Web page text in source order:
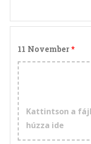
11 November
Kattintson a
húzza ide